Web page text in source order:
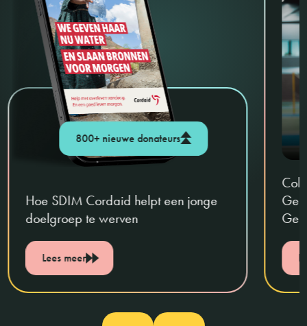
800+ nieuwe donateurs
Hoe SDIM Cordaid helpt een jonge
doelgroep te werven
Lees meer